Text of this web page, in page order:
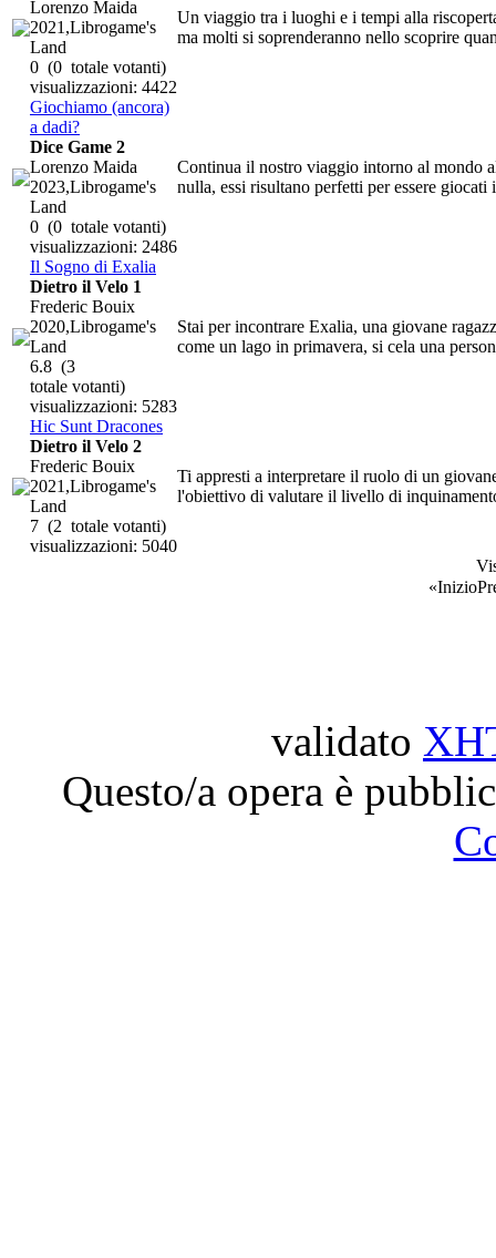
Un viaggio tra i luoghi e i tempi alla
ma molti si soprenderanno nello scoprire
Lorenzo Maida
2021,Librogame's
Land
0 (0 totale votanti)
visualizzazioni: 4422
Giochiamo (ancora)
a dadi?
Continua il nostro viaggio intorno al mondo
nulla, essi risultano perfetti per essere giocati
Dice Game 2
Lorenzo Maida
2023,Librogame's
Land
0 (0 totale votanti)
visualizzazioni: 2486
Il Sogno di Exalia
Stai per incontrare Exalia, una giovane
come un lago in primavera, si cela una
Dietro il Velo 1
Frederic Bouix
2020,Librogame's
Land
6.8 (3
totale votanti)
visualizzazioni: 5283
Hic Sunt Dracones
Ti appresti a interpretare il ruolo di un
l'obiettivo di valutare il livello di
Dietro il Velo 2
Frederic Bouix
2021,Librogame's
Land
7 (2 totale votanti)
visualizzazioni: 5040
«Inizio
validato
Questo/a opera è